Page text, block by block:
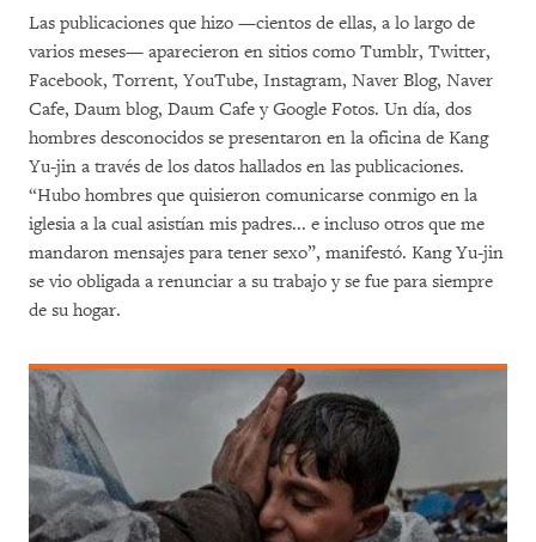
Las publicaciones que hizo —cientos de ellas, a lo largo de
varios meses— aparecieron en sitios como Tumblr, Twitter,
Facebook, Torrent, YouTube, Instagram, Naver Blog, Naver
Cafe, Daum blog, Daum Cafe y Google Fotos. Un día, dos
hombres desconocidos se presentaron en la oficina de Kang
Yu-jin a través de los datos hallados en las publicaciones.
“Hubo hombres que quisieron comunicarse conmigo en la
iglesia a la cual asistían mis padres... e incluso otros que me
mandaron mensajes para tener sexo”, manifestó. Kang Yu-jin
se vio obligada a renunciar a su trabajo y se fue para siempre
de su hogar.